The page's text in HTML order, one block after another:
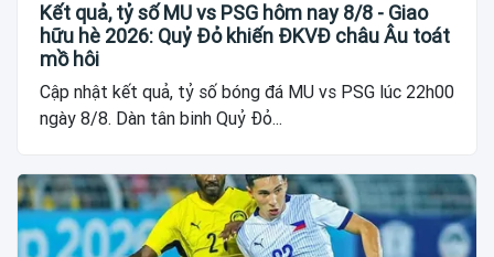
Kết quả, tỷ số MU vs PSG hôm nay 8/8 - Giao
hữu hè 2026: Quỷ Đỏ khiến ĐKVĐ châu Âu toát
mồ hôi
Cập nhật kết quả, tỷ số bóng đá MU vs PSG lúc 22h00
ngày 8/8. Dàn tân binh Quỷ Đỏ...